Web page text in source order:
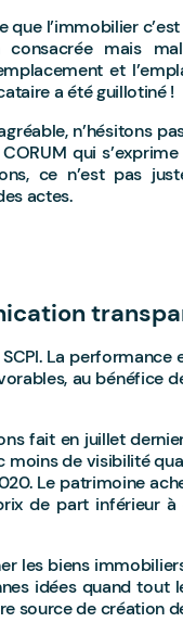
que l’immobilier c’est
consacrée mais
et
a été guillotiné !
n’hésitons
qui
ce n’est pas
actes.
La performance
au bénéfice
fait en juillet
de visibilité
Le patrimoine
de part inférieur
les biens
idées quand tout
source de création